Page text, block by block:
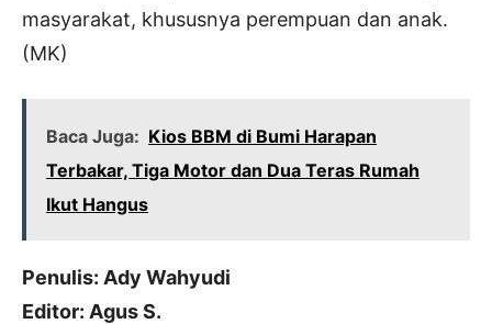
masyarakat, khususnya perempuan dan anak.
(MK)
Baca Juga: Kios BBM di Bumi Harapan
Terbakar, Tiga Motor dan Dua Teras Rumah
Ikut Hangus
Penulis: Ady Wahyudi
Editor: Agus S.